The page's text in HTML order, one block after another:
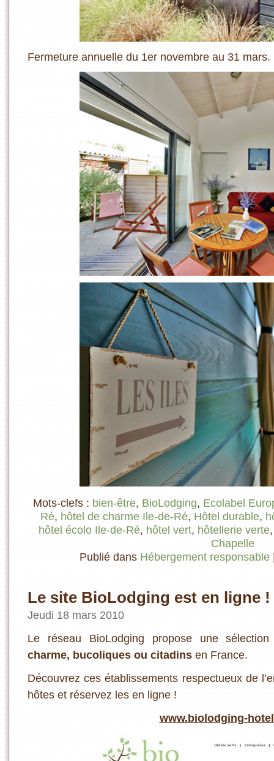
Fermeture annuelle du 1er novembre au 31 mars.
Mots-clefs : bien-être, BioLodging, Ecolabel
Ré, hôtel de charme Ile-de-Ré, Hôtel durable,
hôtel écolo Ile-de-Ré, hôtel vert, hôtellerie verte
Chapelle
Publié dans Hébergement responsable
Le site BioLodging est en ligne !
Jeudi 18 mars 2010
Le réseau BioLodging propose une
charme, bucoliques ou citadins en France.
Découvrez ces établissements respectueux de
hôtes et réservez les en ligne !
www.biolodging-